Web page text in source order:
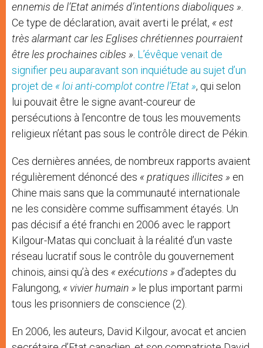
ennemis de l’Etat animés d’intentions diaboliques »
Ce type de déclaration, avait averti le prélat, « est
très alarmant car les Eglises chrétiennes pourraient
être les prochaines cibles » L’évêque venait de
signifier peu auparavant son inquiétude au sujet d’un
projet de « loi anti-complot contre l’Etat », qui selon
lui pouvait être le signe avant-coureur de
persécutions à l’encontre de tous les mouvements
religieux n’étant pas sous le contrôle direct de Pékin.
Ces dernières années, de nombreux rapports avaient
régulièrement dénoncé des « pratiques illicites » en
Chine mais sans que la communauté internationale
ne les considère comme suffisamment étayés. Un
pas décisif a été franchi en 2006 avec le rapport
Kilgour-Matas qui concluait à la réalité d’un vaste
réseau lucratif sous le contrôle du gouvernement
chinois, ainsi qu’à des « exécutions » d’adeptes du
Falungong, « vivier humain » le plus important parmi
tous les prisonniers de conscience (2).
En 2006, les auteurs, David Kilgour, avocat et ancien